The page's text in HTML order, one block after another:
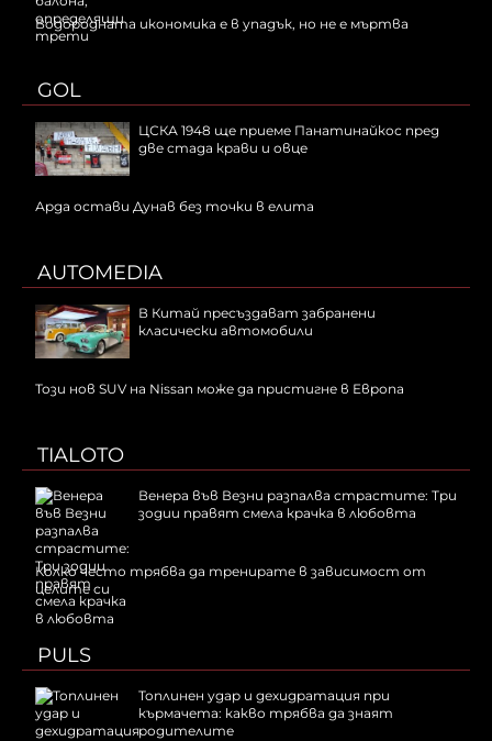
Водородната икономика е в упадък, но не е мъртва
GOL
ЦСКА 1948 ще приеме Панатинайкос пред
две стада крави и овце
Арда остави Дунав без точки в елита
AUTOMEDIA
В Китай пресъздават забранени
класически автомобили
Този нов SUV на Nissan може да пристигне в Европа
TIALOTO
Венера във Везни разпалва страстите: Три
зодии правят смела крачка в любовта
Колко често трябва да тренирате в зависимост от
целите си
PULS
Топлинен удар и дехидратация при
кърмачета: какво трябва да знаят
родителите